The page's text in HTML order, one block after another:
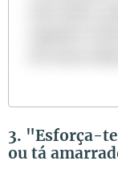
não existe,
seguinte
3. "Esforça-
ou tá